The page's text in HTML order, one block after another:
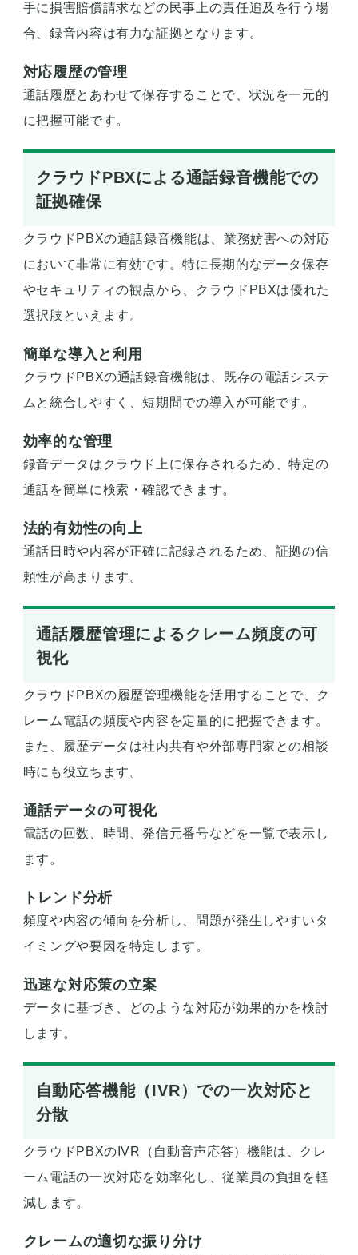
手に損害賠償請求などの民事上の責任追及を行う場
合、録音内容は有力な証拠となります。
対応履歴の管理
通話履歴とあわせて保存することで、状況を一元的
に把握可能です。
クラウドPBXによる通話録音機能での
証拠確保
クラウドPBXの通話録音機能は、業務妨害への対応
において非常に有効です。特に長期的なデータ保存
やセキュリティの観点から、クラウドPBXは優れた
選択肢といえます。
簡単な導入と利用
クラウドPBXの通話録音機能は、既存の電話システ
ムと統合しやすく、短期間での導入が可能です。
効率的な管理
録音データはクラウド上に保存されるため、特定の
通話を簡単に検索・確認できます。
法的有効性の向上
通話日時や内容が正確に記録されるため、証拠の信
頼性が高まります。
通話履歴管理によるクレーム頻度の可
視化
クラウドPBXの履歴管理機能を活用することで、ク
レーム電話の頻度や内容を定量的に把握できます。
また、履歴データは社内共有や外部専門家との相談
時にも役立ちます。
通話データの可視化
電話の回数、時間、発信元番号などを一覧で表示し
ます。
トレンド分析
頻度や内容の傾向を分析し、問題が発生しやすいタ
イミングや要因を特定します。
迅速な対応策の立案
データに基づき、どのような対応が効果的かを検討
します。
自動応答機能（IVR）での一次対応と
分散
クラウドPBXのIVR（自動音声応答）機能は、クレ
ーム電話の一次対応を効率化し、従業員の負担を軽
減します。
クレームの適切な振り分け